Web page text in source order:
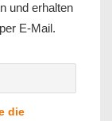
und erhalten
E-Mail.
die